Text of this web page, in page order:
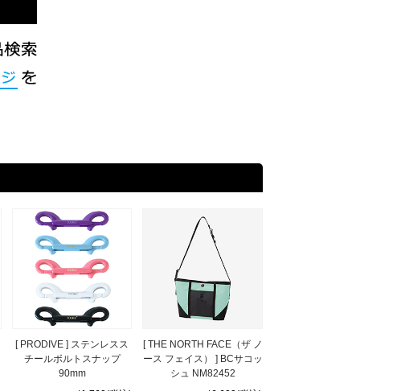
[ PRODIVE ] ステンレスス
チールボルトスナップ
90mm
[ THE NORTH FACE（ザ ノ
ース フェイス） ] BCサコッ
シュ NM82452